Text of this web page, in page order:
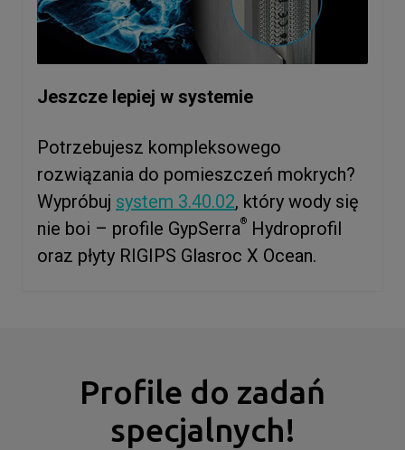
Jeszcze lepiej w systemie
Potrzebujesz kompleksowego
rozwiązania do pomieszczeń mokrych?
Wypróbuj system 3.40.02, który wody się
nie boi – profile GypSerra®
Hydroprofil
oraz płyty RIGIPS Glasroc X Ocean.
Profile do zadań
specjalnych!